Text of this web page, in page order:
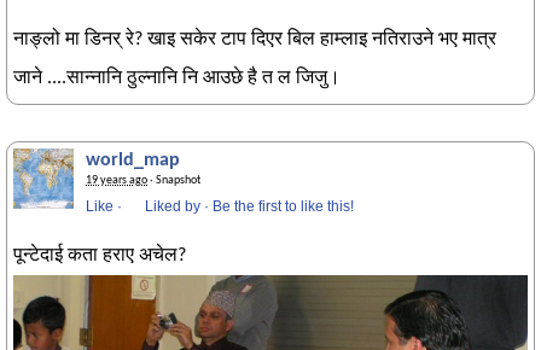
नाङ्लो मा डिनर् रे? खाइ सकेर टाप दिएर बिल हाम्लाइ नतिराउने भए मात्र
जाने ....सान्नानि ठुल्नानि नि आउछे है त ल जिजु।
world_map
19 years ago· Snapshot
Like · Liked by · Be the first to like this!
पून्टेदाई कता हराए अचेल?